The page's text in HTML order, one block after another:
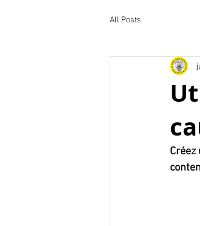
All Posts